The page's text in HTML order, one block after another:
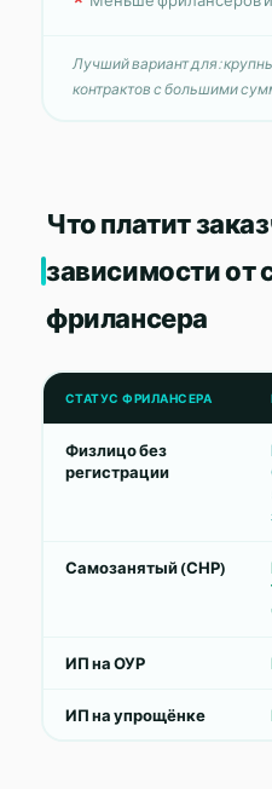
Лучший вариант для:
контрактов с большими
Что платит
зависимости от
фрилансера
СТАТУС ФРИЛАНСЕРА
Физлицо без
регистрации
Самозанятый (СНР)
ИП на ОУР
ИП на упрощёнке